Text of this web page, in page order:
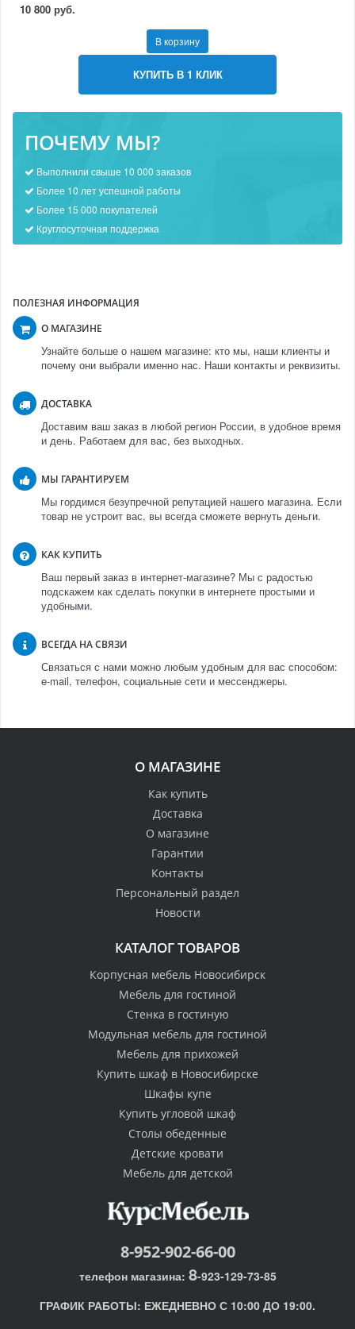
10 800 руб.
В корзину
КУПИТЬ В 1 КЛИК
ПОЧЕМУ МЫ?
Выполнили свыше 10 000 заказов
Более 10 лет успешной работы
Более 15 000 покупателей
Круглосуточная поддержка
ПОЛЕЗНАЯ ИНФОРМАЦИЯ
О МАГАЗИНЕ
Узнайте больше о нашем магазине: кто мы, наши клиенты и
почему они выбрали именно нас. Наши контакты и реквизиты.
ДОСТАВКА
Доставим ваш заказ в любой регион России, в удобное время
и день. Работаем для вас, без выходных.
МЫ ГАРАНТИРУЕМ
Мы гордимся безупречной репутацией нашего магазина. Если
товар не устроит вас, вы всегда сможете вернуть деньги.
КАК КУПИТЬ
Ваш первый заказ в интернет-магазине? Мы с радостью
подскажем как сделать покупки в интернете простыми и
удобными.
ВСЕГДА НА СВЯЗИ
Связаться с нами можно любым удобным для вас способом:
e-mail, телефон, социальные сети и мессенджеры.
О МАГАЗИНЕ
Как купить
Доставка
О магазине
Гарантии
Контакты
Персональный раздел
Новости
КАТАЛОГ ТОВАРОВ
Корпусная мебель Новосибирск
Мебель для гостиной
Стенка в гостиную
Модульная мебель для гостиной
Мебель для прихожей
Купить шкаф в Новосибирске
Шкафы купе
Купить угловой шкаф
Столы обеденные
Детские кровати
Мебель для детской
8-952-902-66-00
телефон магазина: 8-923-129-73-85
ГРАФИК РАБОТЫ: ЕЖЕДНЕВНО С 10:00 ДО 19:00.